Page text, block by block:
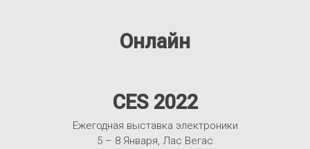
Онлайн
CES 2022
Ежегодная выставка электроники
5 – 8 Января, Лас Вегас